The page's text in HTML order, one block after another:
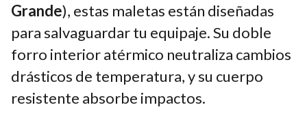
Grande), estas maletas están diseñadas
para salvaguardar tu equipaje. Su doble
forro interior atérmico neutraliza cambios
drásticos de temperatura, y su cuerpo
resistente absorbe impactos.